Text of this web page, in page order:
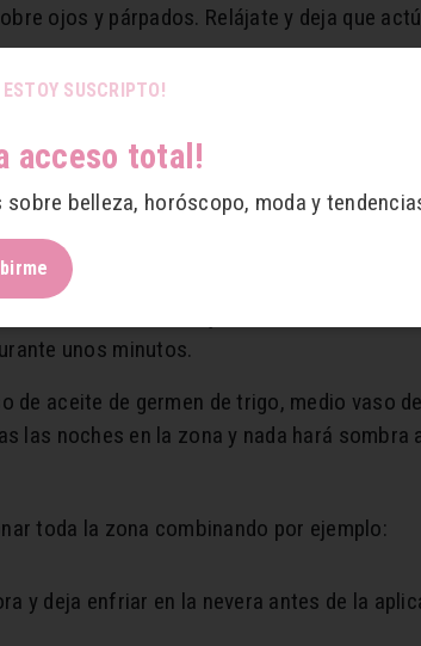
ojos y párpados. Relájate y deja que
de los párpados. En ambos
minutos en leche fría. Colócalas sobre los
para descansar los ojos, iluminar y
un suave masaje.
unos minutos.
aceite de germen de trigo, medio vaso
las noches en la zona y nada hará sombra
toda la zona combinando por ejemplo:
y deja enfriar en la nevera antes de la
SUSCRIPTO!
acceso total!
belleza, horóscopo, moda y